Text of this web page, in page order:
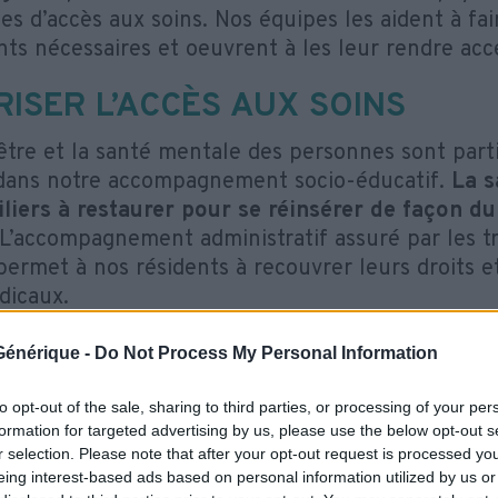
- Do Not Process My Personal Information
opt-out of the sale, sharing to third parties, or processing of your
for targeted advertising by us, please use the below opt-out
selection. Please note that after your opt-out request is processed
interest-based ads based on personal information utilized by us
d’accès aux soins. Nos équipes les aident à
nécessaires et oeuvrent à les leur rendre
L’ACCÈS AUX SOINS
et la santé mentale des personnes sont
notre accompagnement socio-éducatif. La
à restaurer pour se réinsérer de façon
administratif assuré par les
à nos résidents à recouvrer leurs droits
équipes entretiennent des liens étroits avec
suivi personnalisé et
des soins psychologiques ou psychiatriques
de certaines personnes accueillies dans nos
sociaux travaillent étroitement avecdes